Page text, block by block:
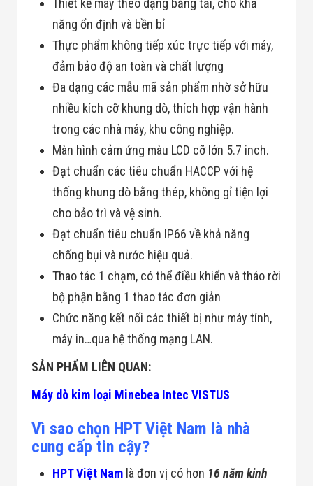
Thiết Bị Ngành
Thủy Sản
Giày Da, Túi
Xách
Dự Án Triển
Thủy Sản
Thực Phẩm
Dự Án Ngành
Siêu Thị - Ngân
Dự Án Ngành
Giáo Dục -
Dự Án Ngành
Điện Tử
Đội
Tin Khuyến Mãi
Thiết kế máy theo dạng băng tải, cho khả
năng ổn định và bền bỉ
Thực phẩm không tiếp xúc trực tiếp với máy,
đảm bảo độ an toàn và chất lượng
Đa dạng các mẫu mã sản phẩm nhờ sở hữu
nhiều kích cỡ khung dò, thích hợp vận hành
trong các nhà máy, khu công nghiệp.
Màn hình cảm ứng màu LCD cỡ lớn 5.7 inch.
Đạt chuẩn các tiêu chuẩn HACCP với hệ
thống khung dò bằng thép, không gỉ tiện lợi
cho bảo trì và vệ sinh.
Đạt chuẩn tiêu chuẩn IP66 về khả năng
chống bụi và nước hiệu quả.
Thao tác 1 chạm, có thể điều khiển và tháo rời
bộ phận bằng 1 thao tác đơn giản
Chức năng kết nối các thiết bị như máy tính,
máy in…qua hệ thống mạng LAN.
SẢN PHẨM LIÊN QUAN:
Máy dò kim loại Minebea Intec VISTUS
Vì sao chọn HPT Việt Nam là nhà
cung cấp tin cậy?
HPT Việt Nam là đơn vị có hơn 16 năm kinh